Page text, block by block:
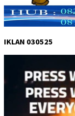
IKLAN 030525